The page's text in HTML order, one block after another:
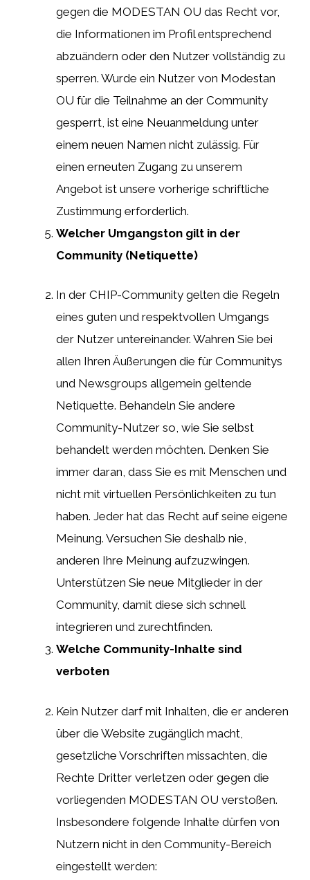
gegen die MODESTAN OU das Recht vor,
die Informationen im Profil entsprechend
abzuändern oder den Nutzer vollständig zu
sperren. Wurde ein Nutzer von Modestan
OU für die Teilnahme an der Community
gesperrt, ist eine Neuanmeldung unter
einem neuen Namen nicht zulässig. Für
einen erneuten Zugang zu unserem
Angebot ist unsere vorherige schriftliche
Zustimmung erforderlich.
Welcher Umgangston gilt in der
Community (Netiquette)
In der CHIP-Community gelten die Regeln
eines guten und respektvollen Umgangs
der Nutzer untereinander. Wahren Sie bei
allen Ihren Äußerungen die für Communitys
und Newsgroups allgemein geltende
Netiquette. Behandeln Sie andere
Community-Nutzer so, wie Sie selbst
behandelt werden möchten. Denken Sie
immer daran, dass Sie es mit Menschen und
nicht mit virtuellen Persönlichkeiten zu tun
haben. Jeder hat das Recht auf seine eigene
Meinung. Versuchen Sie deshalb nie,
anderen Ihre Meinung aufzuzwingen.
Unterstützen Sie neue Mitglieder in der
Community, damit diese sich schnell
integrieren und zurechtfinden.
Welche Community-Inhalte sind
verboten
Kein Nutzer darf mit Inhalten, die er anderen
über die Website zugänglich macht,
gesetzliche Vorschriften missachten, die
Rechte Dritter verletzen oder gegen die
vorliegenden MODESTAN OU verstoßen.
Insbesondere folgende Inhalte dürfen von
Nutzern nicht in den Community-Bereich
eingestellt werden: